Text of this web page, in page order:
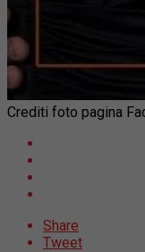
Crediti foto pagina
Share
Tweet